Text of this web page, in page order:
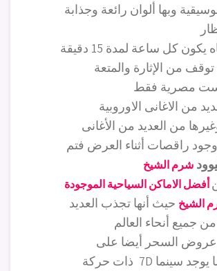
وبها ألوان رائعة وجذابة
وتدفق المياه يكون كل ساعة لمدة 15 دقيقة
توقف من الإثارة والمتعة
مصرية فقط
من الاغانى الاوروبية
من العديد من الأغانى
راقصات أثناء العرض فتم
شرم الشيخ
أفضل الاماكن السياحية الموجودة
الشيخ حيث أنها تجذب العديد
جميع أنحاء العالم
عروض السحر أيضا على
المسرح كما يوجد سينما 7D ذات حركة